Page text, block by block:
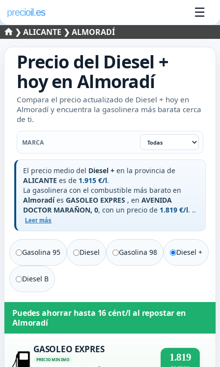
precioil.es ☰
❯ALICANTE ❯ ALMORADÍ
Precio del Diesel +
hoy en Almoradí
Compara el precio actualizado de Diesel + hoy en
Almoradí y encuentra la gasolinera más barata cerca
de ti.
Filtrar por marca
MARCA
El precio medio del Diesel + en la provincia de
ALICANTE es de 1.915 €/l.
La gasolinera con el combustible más barato en
Almoradíes GASOLEO EXPRES , en AVENIDA
DOCTOR MARAÑON, 0, con un precio de 1.819 €/l. ..
Leer más
Gasolina 95 Diesel Gasolina 98 Diesel +
Diesel B
Puedes ahorrar hasta 16 cént/l al repostar en
Almoradí
GASOLEO EXPRES
PRECIO MINIMO 1.819